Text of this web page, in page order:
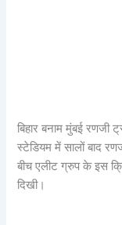
बिहार बनाम मुंबई रणजी
स्टेडियम में सालों बाद
बीच एलीट ग्रुप के इस
दिखी।